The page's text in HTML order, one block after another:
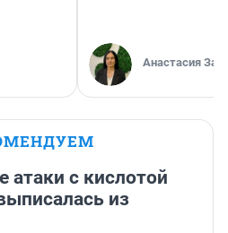
Анастасия
с кислотой
из